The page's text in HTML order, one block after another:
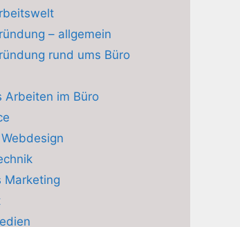
– allgemein
rund ums Büro
Arbeiten im Büro
Marketing